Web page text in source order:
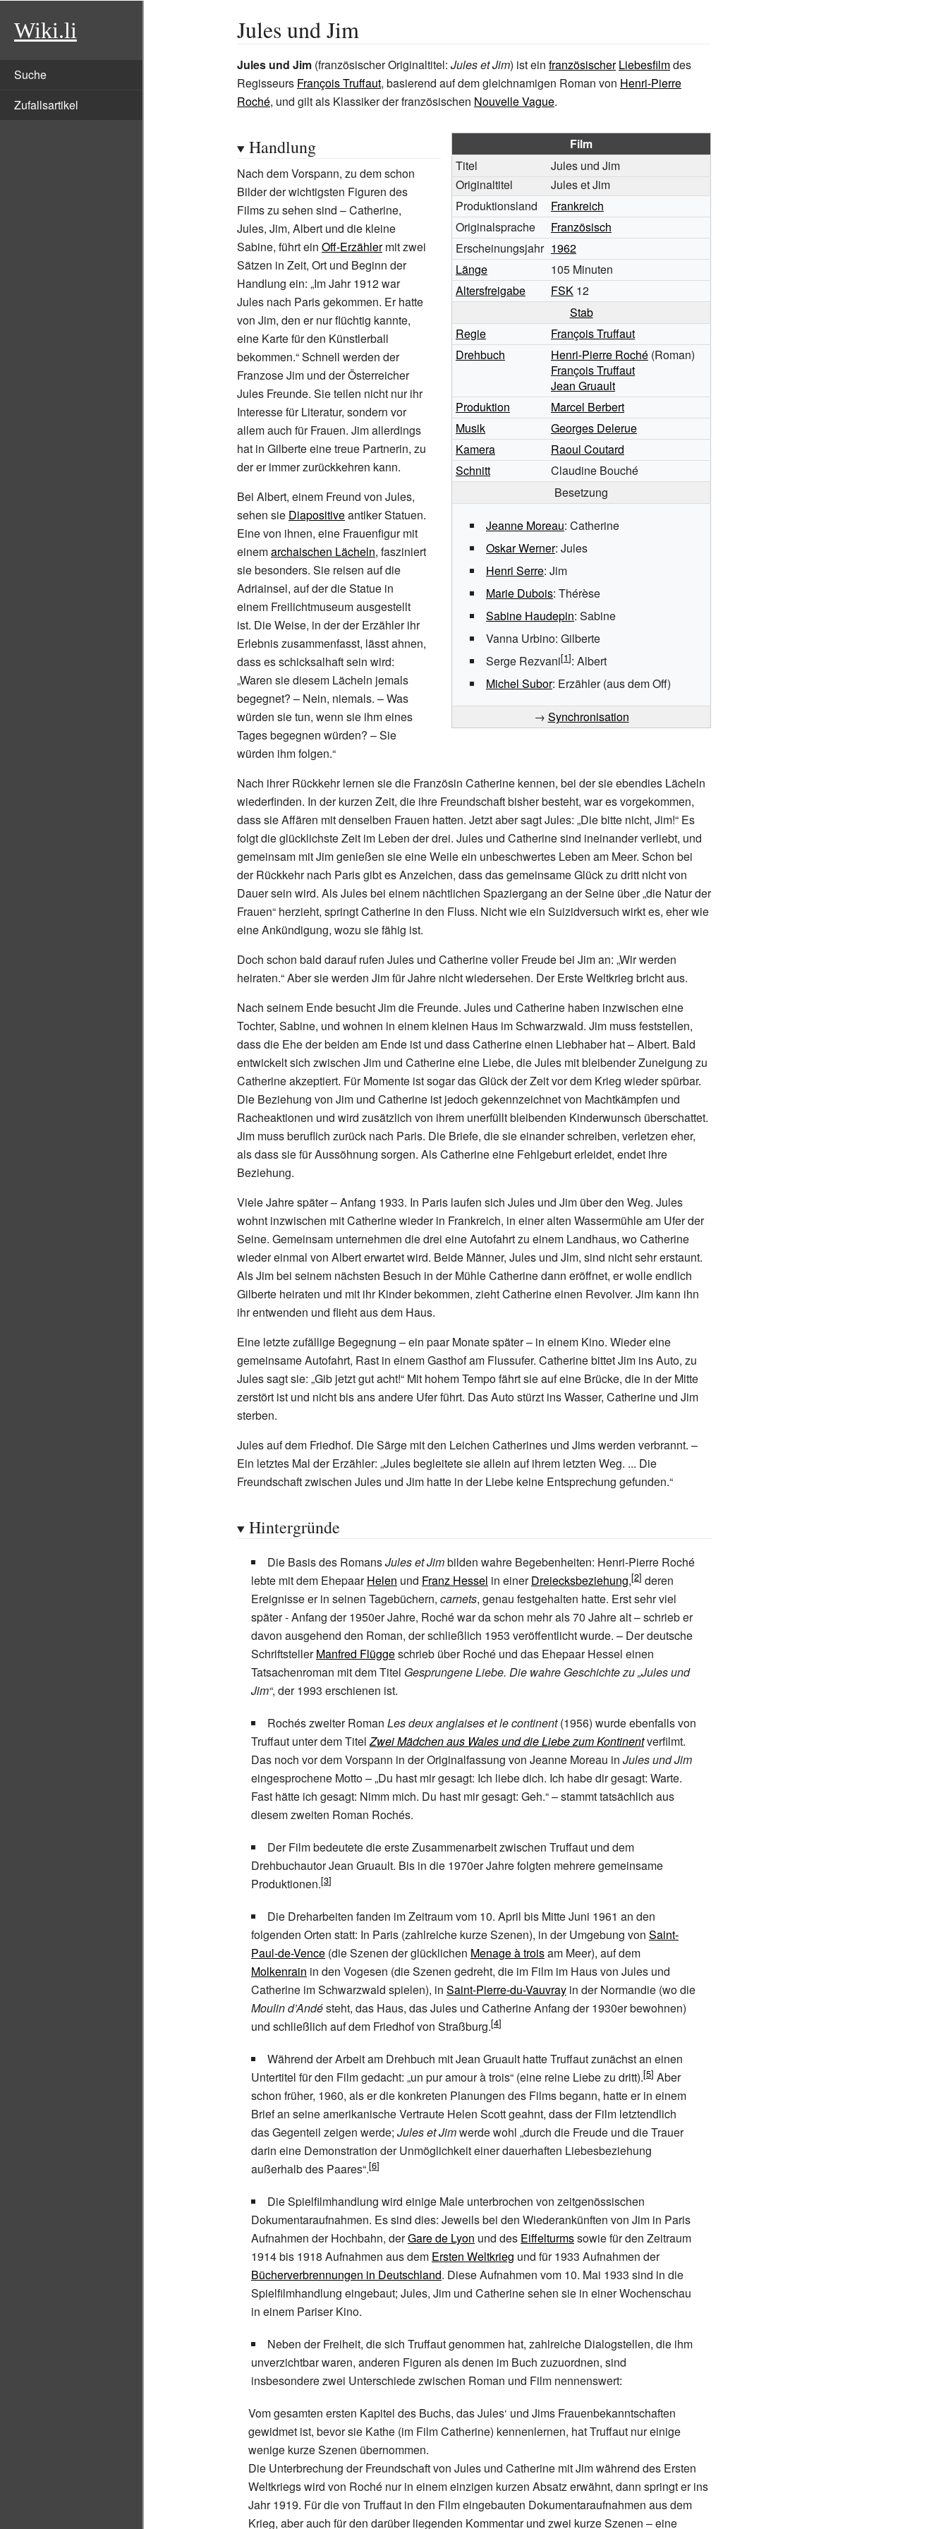
Wiki.li
Suche
Zufallsartikel
Jules und Jim
Jules und Jim (französischer Originaltitel: Jules et Jim) ist ein französischer Liebesfilmdes
Regisseurs François Truffaut, basierend auf dem gleichnamigen Roman von Henri-Pierre
Roché, und gilt als Klassiker der französischen Nouvelle Vague.
Film
Titel
Jules und Jim
Originaltitel
Jules et Jim
Produktionsland
Frankreich
Originalsprache
Französisch
Erscheinungsjahr 1962
Länge
105 Minuten
Altersfreigabe
FSK 12
Stab
Regie
François Truffaut
Drehbuch
Henri-Pierre Roché (Roman)
François Truffaut
Jean Gruault
Produktion
Marcel Berbert
Musik
Georges Delerue
Kamera
Raoul Coutard
Schnitt
Claudine Bouché
Besetzung
Jeanne Moreau: Catherine
Oskar Werner: Jules
Henri Serre: Jim
Marie Dubois: Thérèse
Sabine Haudepin: Sabine
Vanna Urbino: Gilberte
Serge Rezvani
: Albert
Michel Subor: Erzähler (aus dem Off)
→ Synchronisation
Handlung
Nach dem Vorspann, zu dem schon
Bilder der wichtigsten Figuren des
Films zu sehen sind – Catherine,
Jules, Jim, Albert und die kleine
Sabine, führt ein Off-Erzählermit zwei
Sätzen in Zeit, Ort und Beginn der
Handlung ein: „Im Jahr 1912 war
Jules nach Paris gekommen. Er hatte
von Jim, den er nur flüchtig kannte,
eine Karte für den Künstlerball
bekommen.“ Schnell werden der
Franzose Jim und der Österreicher
Jules Freunde. Sie teilen nicht nur ihr
Interesse für Literatur, sondern vor
allem auch für Frauen. Jim allerdings
hat in Gilberte eine treue Partnerin, zu
der er immer zurückkehren kann.
Bei Albert, einem Freund von Jules,
sehen sie Diapositiveantiker Statuen.
Eine von ihnen, eine Frauenfigur mit
einemarchaischen Lächeln, fasziniert
sie besonders. Sie reisen auf die
Adriainsel, auf der die Statue in
einem Freilichtmuseum ausgestellt
ist. Die Weise, in der der Erzähler ihr
Erlebnis zusammenfasst, lässt ahnen,
dass es schicksalhaft sein wird:
„Waren sie diesem Lächeln jemals
begegnet? – Nein, niemals. – Was
würden sie tun, wenn sie ihm eines
Tages begegnen würden? – Sie
würden ihm folgen.“
Nach ihrer Rückkehr lernen sie die Französin Catherine kennen, bei der sie ebendies Lächeln
wiederfinden. In der kurzen Zeit, die ihre Freundschaft bisher besteht, war es vorgekommen,
dass sie Affären mit denselben Frauen hatten. Jetzt aber sagt Jules: „Die bitte nicht, Jim!“ Es
folgt die glücklichste Zeit im Leben der drei. Jules und Catherine sind ineinander verliebt, und
gemeinsam mit Jim genießen sie eine Weile ein unbeschwertes Leben am Meer. Schon bei
der Rückkehr nach Paris gibt es Anzeichen, dass das gemeinsame Glück zu dritt nicht von
Dauer sein wird. Als Jules bei einem nächtlichen Spaziergang an der Seine über „die Natur der
Frauen“ herzieht, springt Catherine in den Fluss. Nicht wie ein Suizidversuch wirkt es, eher wie
eine Ankündigung, wozu sie fähig ist.
Doch schon bald darauf rufen Jules und Catherine voller Freude bei Jim an: „Wir werden
heiraten.“ Aber sie werden Jim für Jahre nicht wiedersehen. Der Erste Weltkrieg bricht aus.
Nach seinem Ende besucht Jim die Freunde. Jules und Catherine haben inzwischen eine
Tochter, Sabine, und wohnen in einem kleinen Haus im Schwarzwald. Jim muss feststellen,
dass die Ehe der beiden am Ende ist und dass Catherine einen Liebhaber hat – Albert. Bald
entwickelt sich zwischen Jim und Catherine eine Liebe, die Jules mit bleibender Zuneigung zu
Catherine akzeptiert. Für Momente ist sogar das Glück der Zeit vor dem Krieg wieder spürbar.
Die Beziehung von Jim und Catherine ist jedoch gekennzeichnet von Machtkämpfen und
Racheaktionen und wird zusätzlich von ihrem unerfüllt bleibenden Kinderwunsch überschattet.
Jim muss beruflich zurück nach Paris. Die Briefe, die sie einander schreiben, verletzen eher,
als dass sie für Aussöhnung sorgen. Als Catherine eine Fehlgeburt erleidet, endet ihre
Beziehung.
Viele Jahre später – Anfang 1933. In Paris laufen sich Jules und Jim über den Weg. Jules
wohnt inzwischen mit Catherine wieder in Frankreich, in einer alten Wassermühle am Ufer der
Seine. Gemeinsam unternehmen die drei eine Autofahrt zu einem Landhaus, wo Catherine
wieder einmal von Albert erwartet wird. Beide Männer, Jules und Jim, sind nicht sehr erstaunt.
Als Jim bei seinem nächsten Besuch in der Mühle Catherine dann eröffnet, er wolle endlich
Gilberte heiraten und mit ihr Kinder bekommen, zieht Catherine einen Revolver. Jim kann ihn
ihr entwenden und flieht aus dem Haus.
Eine letzte zufällige Begegnung – ein paar Monate später – in einem Kino. Wieder eine
gemeinsame Autofahrt, Rast in einem Gasthof am Flussufer. Catherine bittet Jim ins Auto, zu
Jules sagt sie: „Gib jetzt gut acht!“ Mit hohem Tempo fährt sie auf eine Brücke, die in der Mitte
zerstört ist und nicht bis ans andere Ufer führt. Das Auto stürzt ins Wasser, Catherine und Jim
sterben.
Jules auf dem Friedhof. Die Särge mit den Leichen Catherines und Jims werden verbrannt. –
Ein letztes Mal der Erzähler: „Jules begleitete sie allein auf ihrem letzten Weg. ... Die
Freundschaft zwischen Jules und Jim hatte in der Liebe keine Entsprechung gefunden.“
Hintergründe
Die Basis des RomansJules et Jimbilden wahre Begebenheiten: Henri-Pierre Roché
lebte mit dem EhepaarHelen und Franz Hessel in einerDreiecksbeziehung,
deren
Ereignisse er in seinen Tagebüchern, carnets, genau festgehalten hatte. Erst sehr viel
später - Anfang der 1950er Jahre, Roché war da schon mehr als 70 Jahre alt – schrieb er
davon ausgehend den Roman, der schließlich 1953 veröffentlicht wurde. – Der deutsche
SchriftstellerManfred Flüggeschrieb über Roché und das Ehepaar Hessel einen
Tatsachenroman mit dem Titel Gesprungene Liebe. Die wahre Geschichte zu „Jules und
Jim“, der 1993 erschienen ist.
Rochés zweiter Roman Les deux anglaises et le continent(1956) wurde ebenfalls von
Truffaut unter dem TitelZwei Mädchen aus Wales und die Liebe zum Kontinentverfilmt.
Das noch vor dem Vorspann in der Originalfassung von Jeanne Moreau in Jules und Jim
eingesprochene Motto – „Du hast mir gesagt: Ich liebe dich. Ich habe dir gesagt: Warte.
Fast hätte ich gesagt: Nimm mich. Du hast mir gesagt: Geh.“ – stammt tatsächlich aus
diesem zweiten Roman Rochés.
Der Film bedeutete die erste Zusammenarbeit zwischen Truffaut und dem
Drehbuchautor Jean Gruault. Bis in die 1970er Jahre folgten mehrere gemeinsame
Produktionen.
Die Dreharbeiten fanden im Zeitraum vom 10. April bis Mitte Juni 1961 an den
folgenden Orten statt: In Paris (zahlreiche kurze Szenen), in der Umgebung von Saint-
Paul-de-Vence (die Szenen der glücklichen Menage à troisam Meer), auf dem
Molkenrain in den Vogesen (die Szenen gedreht, die im Film im Haus von Jules und
Catherine im Schwarzwald spielen), in Saint-Pierre-du-Vauvray in der Normandie (wo die
Moulin d’Andésteht, das Haus, das Jules und Catherine Anfang der 1930er bewohnen)
und schließlich auf dem Friedhof von Straßburg.
Während der Arbeit am Drehbuch mit Jean Gruault hatte Truffaut zunächst an einen
Untertitel für den Film gedacht: „un pur amour à trois“ (eine reine Liebe zu dritt).
Aber
schon früher, 1960, als er die konkreten Planungen des Films begann, hatte er in einem
Brief an seine amerikanische Vertraute Helen Scott geahnt, dass der Film letztendlich
das Gegenteil zeigen werde; Jules et Jimwerde wohl „durch die Freude und die Trauer
darin eine Demonstration der Unmöglichkeit einer dauerhaften Liebesbeziehung
außerhalb des Paares“.
Die Spielfilmhandlung wird einige Male unterbrochen von zeitgenössischen
Dokumentaraufnahmen. Es sind dies: Jeweils bei den Wiederankünften von Jim in Paris
Aufnahmen der Hochbahn, derGare de Lyon und des Eiffelturmssowie für den Zeitraum
1914 bis 1918 Aufnahmen aus dem Ersten Weltkrieg und für 1933 Aufnahmen der
Bücherverbrennungen in Deutschland. Diese Aufnahmen vom 10. Mai 1933 sind in die
Spielfilmhandlung eingebaut; Jules, Jim und Catherine sehen sie in einer Wochenschau
in einem Pariser Kino.
Neben der Freiheit, die sich Truffaut genommen hat, zahlreiche Dialogstellen, die ihm
unverzichtbar waren, anderen Figuren als denen im Buch zuzuordnen, sind
insbesondere zwei Unterschiede zwischen Roman und Film nennenswert:
Vom gesamten ersten Kapitel des Buchs, das Jules‘ und Jims Frauenbekanntschaften
gewidmet ist, bevor sie Kathe (im Film Catherine) kennenlernen, hat Truffaut nur einige
wenige kurze Szenen übernommen.
Die Unterbrechung der Freundschaft von Jules und Catherine mit Jim während des Ersten
Weltkriegs wird von Roché nur in einem einzigen kurzen Absatz erwähnt, dann springt er ins
Jahr 1919. Für die von Truffaut in den Film eingebauten Dokumentaraufnahmen aus dem
Krieg, aber auch für den darüber liegenden Kommentar und zwei kurze Szenen – eine